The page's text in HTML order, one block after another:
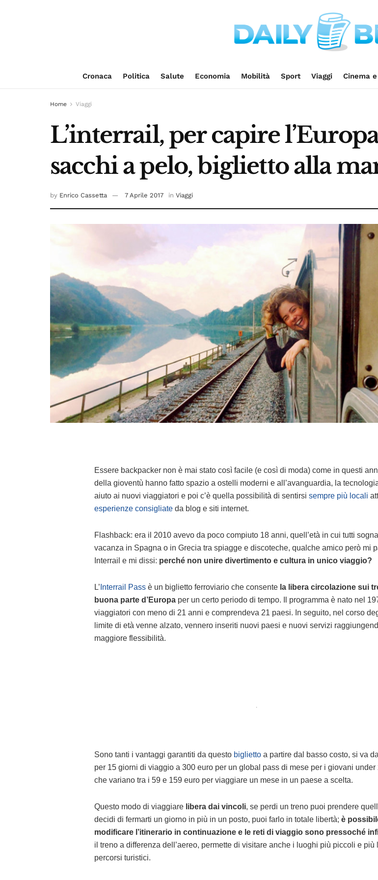
Cronaca Politica Salute Economia Mobilità Sport Viaggi Cinema
Home Viaggi
L’interrail, per capire
sacchi a pelo, biglietto alla
by Enrico Cassetta 7 Aprile 2017 in Viaggi
Essere backpacker non è mai stato così facile (e così di moda) come in questi
della gioventù hanno fatto spazio a ostelli moderni e all’avanguardia, la
aiuto ai nuovi viaggiatori e poi c’è quella possibilità di sentirsi sempre più locali
esperienze consigliate da blog e siti internet.
Flashback: era il 2010 avevo da poco compiuto 18 anni, quell’età in cui tutti
vacanza in Spagna o in Grecia tra spiagge e discoteche, qualche amico però mi
Interrail e mi dissi: perché non unire divertimento e cultura in unico viaggio?
L’ Interrail Pass è un biglietto ferroviario che consente la libera circolazione sui
buona parte d’Europa per un certo periodo di tempo. Il programma è nato nel
viaggiatori con meno di 21 anni e comprendeva 21 paesi. In seguito, nel corso
limite di età venne alzato, vennero inseriti nuovi paesi e nuovi servizi
maggiore flessibilità.
.
Sono tanti i vantaggi garantiti da questo biglietto a partire dal basso costo, si va
per 15 giorni di viaggio a 300 euro per un global pass di mese per i giovani under
che variano tra i 59 e 159 euro per viaggiare un mese in un paese a scelta.
Questo modo di viaggiare libera dai vincoli, se perdi un treno puoi prendere
decidi di fermarti un giorno in più in un posto, puoi farlo in totale libertà; è
modificare l’itinerario in continuazione e le reti di viaggio sono pressoché
il treno a differenza dell’aereo, permette di visitare anche i luoghi più piccoli e più
percorsi turistici.